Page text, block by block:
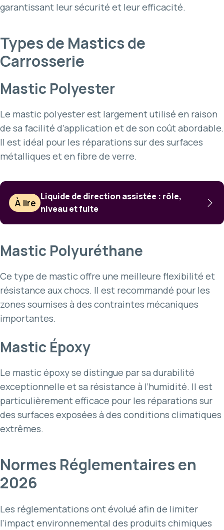
garantissant leur sécurité et leur efficacité.
Types de Mastics de
Carrosserie
Mastic Polyester
Le mastic polyester est largement utilisé en raison
de sa facilité d’application et de son coût abordable.
Il est idéal pour les réparations sur des surfaces
métalliques et en fibre de verre.
À lire
Liquide de direction assistée : rôle,
niveau et fuite
Mastic Polyuréthane
Ce type de mastic offre une meilleure flexibilité et
résistance aux chocs. Il est recommandé pour les
zones soumises à des contraintes mécaniques
importantes.
Mastic Époxy
Le mastic époxy se distingue par sa durabilité
exceptionnelle et sa résistance à l’humidité. Il est
particulièrement efficace pour les réparations sur
des surfaces exposées à des conditions climatiques
extrêmes.
Normes Réglementaires en
2026
Les réglementations ont évolué afin de limiter
l’impact environnemental des produits chimiques